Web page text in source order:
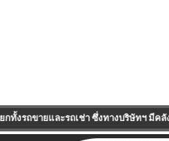
ะรถเช่า ซึ่งทางบริษัทฯ มีคลังส